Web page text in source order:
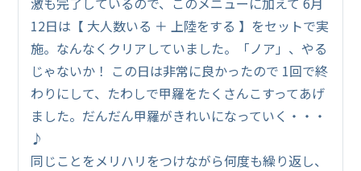
12日は【 大人数いる ＋ 上陸をする 】をセットで実
施。なんなくクリアしていました。「ノア」、やる
じゃないか！ この日は非常に良かったので 1回で終
わりにして、たわしで甲羅をたくさんこすってあげ
ました。だんだん甲羅がきれいになっていく・・・
♪
同じことをメリハリをつけながら何度も繰り返し、